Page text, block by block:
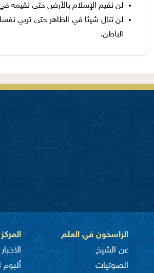
لن نقيم الإسلام بالأرض حتى نقيمه
لن تنال شيئا في الظاهر حتى تربي
الباطن.
الراسخون في العلم
عن الشيخ
الصوتيات
الأخبار
ألبوم